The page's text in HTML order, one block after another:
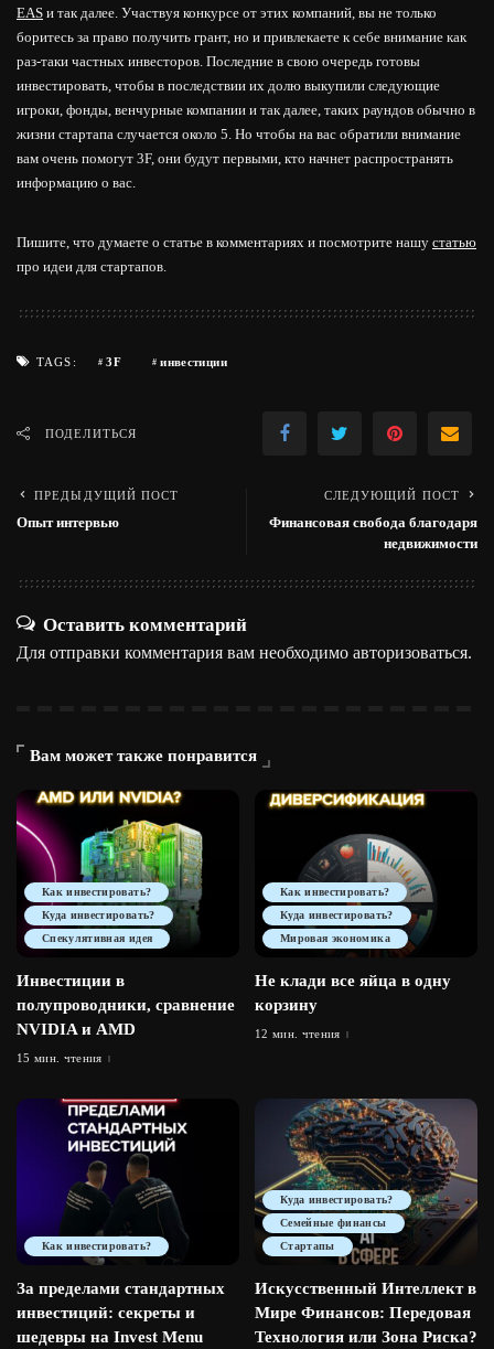
EAS и так далее. Участвуя конкурсе от этих компаний, вы не только
боритесь за право получить грант, но и привлекаете к себе внимание как
раз-таки частных инвесторов. Последние в свою очередь готовы
инвестировать, чтобы в последствии их долю выкупили следующие
игроки, фонды, венчурные компании и так далее, таких раундов обычно в
жизни стартапа случается около 5. Но чтобы на вас обратили внимание
вам очень помогут 3F, они будут первыми, кто начнет распространять
информацию о вас.
Пишите, что думаете о статье в комментариях и посмотрите нашу статью
про идеи для стартапов.
TAGS: 3F инвестиции
ПОДЕЛИТЬСЯ
ПРЕДЫДУЩИЙ ПОСТ
Опыт интервью
СЛЕДУЮЩИЙ ПОСТ
Финансовая свобода благодаря
недвижимости
Оставить комментарий
Для отправки комментария вам необходимо авторизоваться.
Вам может также понравится
Как инвестировать?
Куда инвестировать?
Спекулятивная идея
Инвестиции в
полупроводники, сравнение
NVIDIA и AMD
15 мин. чтения
Как инвестировать?
Куда инвестировать?
Мировая экономика
Не клади все яйца в одну
корзину
12 мин. чтения
Как инвестировать?
За пределами стандартных
инвестиций: секреты и
шедевры на Invest Menu
Куда инвестировать?
Семейные финансы
Стартапы
Искусственный Интеллект в
Мире Финансов: Передовая
Технология или Зона Риска?